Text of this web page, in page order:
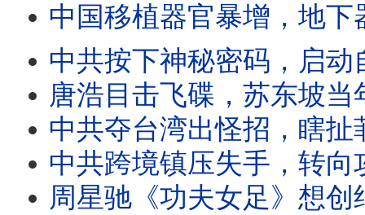
中国移植器官暴增，地下器官诈骗崛起；器官诈骗难追查，三招套
中共按下神秘密码，启动自我毁灭？全国四大败象涌现，
唐浩目击飞碟，苏东坡当年也见过？美加速公布飞碟机密，外星人即将现身？中
中共夺台湾出怪招，瞎扯菲律宾领土是台湾的？巴丹群岛太重要，招引
中共跨境镇压失手，转向攻击台湾五大罩门；跨境镇压太疯狂，吃
周星驰《功夫女足》想创纪录，中共是拦路虎？星爷电影屡成经典，预